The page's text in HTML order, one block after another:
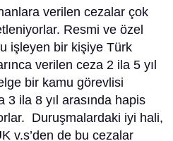
verilen cezalar çok
Resmi ve özel
işleyen bir kişiye Türk
verilen ceza 2 ila 5 yıl
bir kamu görevlisi
3 ila 8 yıl arasında hapis
Duruşmalardaki iyi hali,
v.s’den de bu cezalar